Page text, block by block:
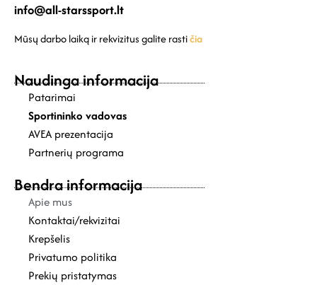
info@all-starssport.lt
Mūsų darbo laiką ir rekvizitus galite rastičia
Naudinga informacija
Patarimai
Sportininko vadovas
AVEA prezentacija
Partnerių programa
Bendra informacija
Apie mus
Kontaktai/rekvizitai
Krepšelis
Privatumo politika
Prekių pristatymas